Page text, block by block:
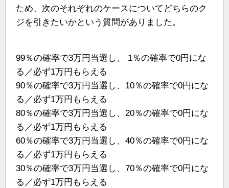
ため、次のそれぞれのケースについてどちらのク
ジを引きたいかという質問がありました。
99％の確率で3万円当選し、 1％の確率で0円にな
る／必ず1万円もらえる
90％の確率で3万円当選し、10％の確率で0円にな
る／必ず1万円もらえる
80％の確率で3万円当選し、20％の確率で0円にな
る／必ず1万円もらえる
60％の確率で3万円当選し、40％の確率で0円にな
る／必ず1万円もらえる
30％の確率で3万円当選し、70％の確率で0円にな
る／必ず1万円もらえる